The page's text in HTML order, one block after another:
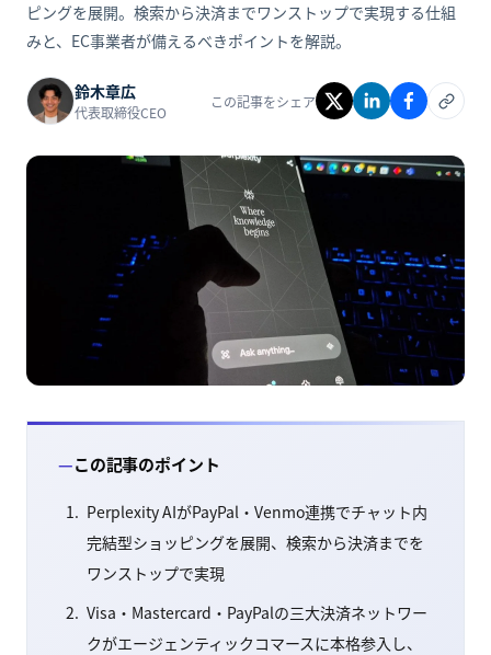
ピングを展開。検索から決済までワンストップで実現する仕組
みと、EC事業者が備えるべきポイントを解説。
鈴木章広
代表取締役CEO
この記事をシェア
この記事のポイント
Perplexity AIがPayPal・Venmo連携でチャット内
完結型ショッピングを展開、検索から決済までを
ワンストップで実現
Visa・Mastercard・PayPalの三大決済ネットワー
クがエージェンティックコマースに本格参入し、